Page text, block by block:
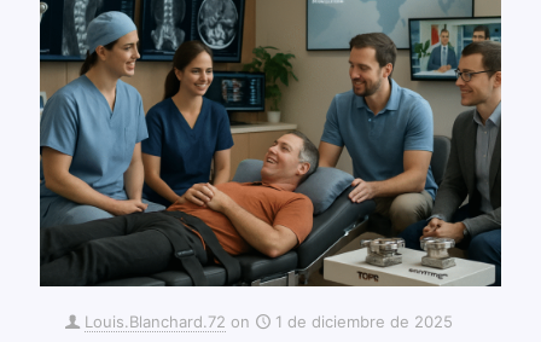
Louis.Blanchard.72 on 1 de diciembre de 2025